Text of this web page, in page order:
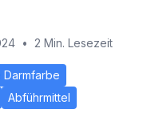
• 2 Min. Lesezeit
Darmfarbe
Abführmittel